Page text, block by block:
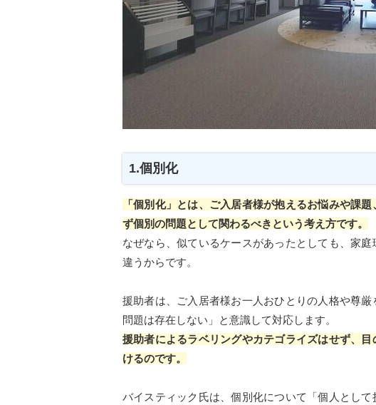
1.個別化
「個別化」とは、ご入居者様が抱えるお悩みや課
ず個別の問題として関わるべきという考え方です。
なぜなら、似ているケースがあったとしても、家
違うからです。
援助者は、ご入居者様お一人おひとりの人格や尊
問題は存在しない」と意識して対応します。
援助者によるラベリングやカテゴライズはせず、
けるのです。
バイスティック氏は、個別化について「個人とし